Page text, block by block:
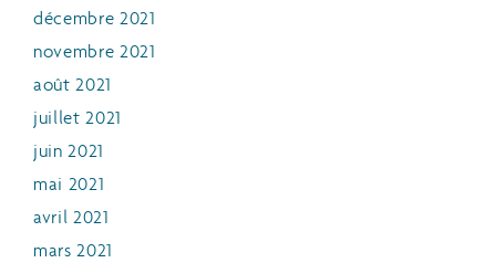
décembre 2021
novembre 2021
août 2021
juillet 2021
juin 2021
mai 2021
avril 2021
mars 2021